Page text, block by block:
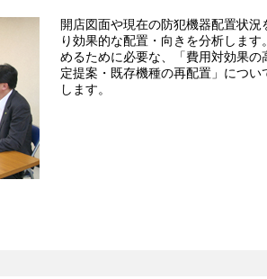
開店図面や現在の防犯機器配置状況
り効果的な配置・向きを分析します
めるために必要な、「費用対効果の
定提案・既存機種の再配置」につい
します。